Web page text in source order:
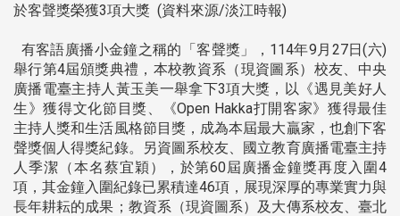
於客聲獎榮獲3項大獎 (資料來源/淡江時報)
有客語廣播小金鐘之稱的「客聲獎」，114年9月27日(六)
舉行第4屆頒獎典禮，本校教資系（現資圖系）校友、中央
廣播電臺主持人黃玉美一舉拿下3項大獎，以《遇見美好人
生》獲得文化節目獎、《Open Hakka打開客家》獲得最佳
主持人獎和生活風格節目獎，成為本屆最大贏家，也創下客
聲獎個人得獎紀錄。另資圖系校友、國立教育廣播電臺主持
人季潔（本名蔡宜穎），於第60屆廣播金鐘獎再度入圍4
項，其金鐘入圍紀錄已累積達46項，展現深厚的專業實力與
長年耕耘的成果；教資系（現資圖系）及大傳系校友、臺北